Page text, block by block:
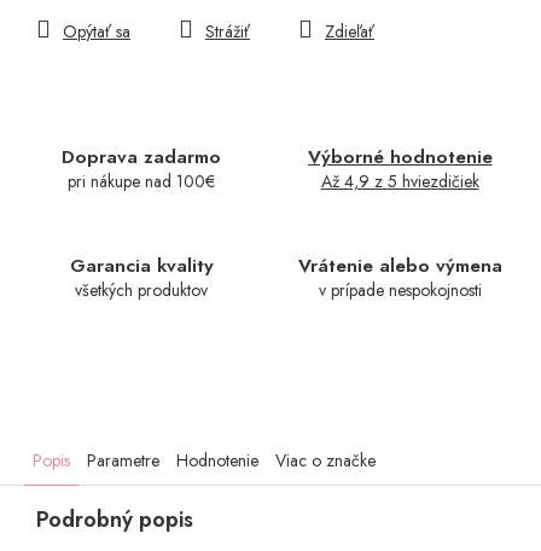
Doprava zadarmo
pri nákupe nad 100€
Výborné hodnotenie
Až 4,9 z 5 hviezdičiek
Garancia kvality
všetkých produktov
Vrátenie alebo výmena
v prípade nespokojnosti
Opýtať sa Strážiť Zdieľať
Popis Parametre Hodnotenie Viac o značke
Podrobný popis